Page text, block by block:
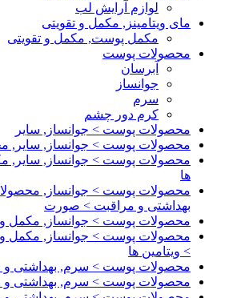
لوازم آرایش لب
مای ویتامینز, مکمل و تقویتی
مکمل پوست, مکمل و تقویتی
محصولات پوست
آبرسان
جوانساز
سرم
کرم دور چشم
محصولات پوست > جوانساز, سایر
محصولات پوست > جوانساز,
محصولات پوست > جوانساز, سایر,
ها
محصولات پوست > جوانساز,
بهداشتی و مراقبت > صورت
محصولات پوست > جوانساز, مکمل و
محصولات پوست > جوانساز, مکمل و
> ویتامین ها
محصولات پوست > سرم, بهداشتی
محصولات پوست > سرم, بهداشتی و